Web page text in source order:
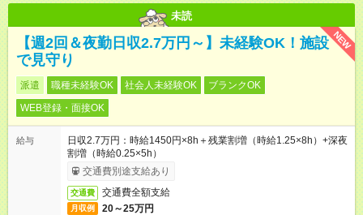
未読
NEW
【週2回＆夜勤日収2.7万円～】未経験OK！施設
で見守り
派遣 職種未経験OK 社会人未経験OK
ブランクOK
WEB登録・面接OK
給与
日収2.7万円：時給1450円×8h＋残業割増（時給1.25×8h）+深夜
割増（時給0.25×5h）
交通費別途支給あり
交通費 交通費全額支給
月収例 20～25万円